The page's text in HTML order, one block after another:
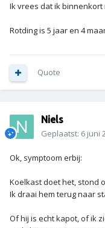
Ik vrees dat ik binnenkort
Rotding is 5 jaar en 4
Quote
Niels
Geplaatst: 6 juni
Ok, symptoom erbij:
Koelkast doet het, stond
Ik draai hem terug naar
Of hij is echt kapot, of ik